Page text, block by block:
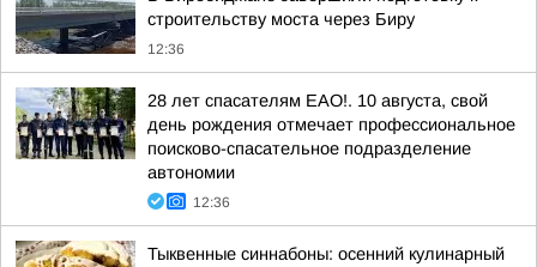
строительству моста через Биру
12:36
28 лет спасателям ЕАО!. 10 августа, свой
день рождения отмечает профессиональное
поисково-спасательное подразделение
автономии
12:36
Тыквенные синнабоны: осенний кулинарный